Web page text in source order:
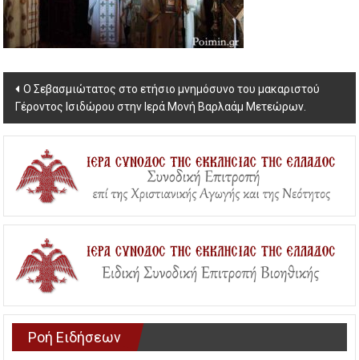
Post
navigation
Ο Σεβασμιώτατος στο ετήσιο μνημόσυνο του μακαριστού
Γέροντος Ισιδώρου στην Ιερά Μονή Βαρλαάμ Μετεώρων.
Ροή Ειδήσεων